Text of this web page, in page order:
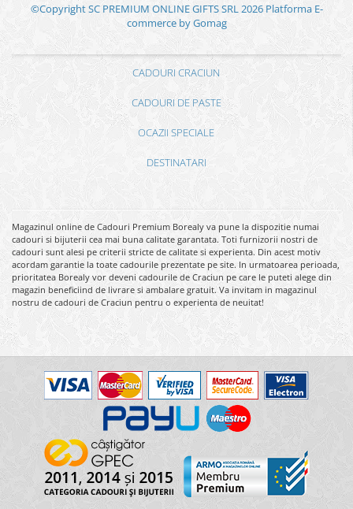
©Copyright SC PREMIUM ONLINE GIFTS SRL 2026 Platforma E-
commerce by Gomag
CADOURI CRACIUN
CADOURI DE PASTE
OCAZII SPECIALE
DESTINATARI
Magazinul online de Cadouri Premium Borealy va pune la dispozitie numai
cadouri si bijuterii cea mai buna calitate garantata. Toti furnizorii nostri de
cadouri sunt alesi pe criterii stricte de calitate si experienta. Din acest motiv
acordam garantie la toate cadourile prezentate pe site. In urmatoarea perioada,
prioritatea Borealy vor deveni cadourile de Craciun pe care le puteti alege din
magazin beneficiind de livrare si ambalare gratuit. Va invitam in magazinul
nostru de cadouri de Craciun pentru o experienta de neuitat!